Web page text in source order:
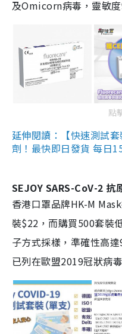
及Omicorn病毒，靈敏
點
延伸閱讀：【快速測試
劑！最快即日發貨 每日
SEJOY SARS-CoV-2 抗
香港口罩品牌HK-M
裝$22，而購買500套裝
子方式採樣，準確性高
已列在歐盟2019冠狀病